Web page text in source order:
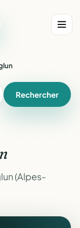
Rechercher
(Alpes-